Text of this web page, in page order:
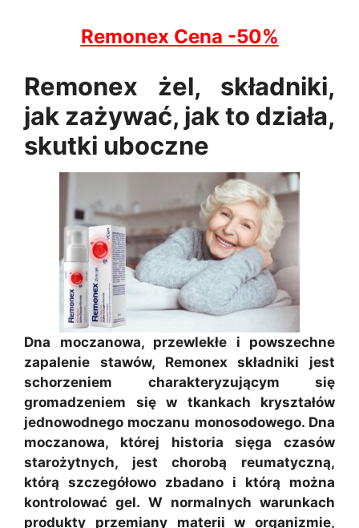
Remonex Cena -50%
Remonex żel, składniki,
jak zażywać, jak to działa,
skutki uboczne
Dna moczanowa, przewlekłe i powszechne
zapalenie stawów, Remonex składniki jest
schorzeniem charakteryzującym się
gromadzeniem się w tkankach kryształów
jednowodnego moczanu monosodowego. Dna
moczanowa, której historia sięga czasów
starożytnych, jest chorobą reumatyczną,
którą szczegółowo zbadano i którą można
kontrolować gel. W normalnych warunkach
produkty przemiany materii w organizmie,